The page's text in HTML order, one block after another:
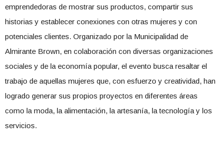
emprendedoras de mostrar sus productos, compartir sus
historias y establecer conexiones con otras mujeres y con
potenciales clientes. Organizado por la Municipalidad de
Almirante Brown, en colaboración con diversas organizaciones
sociales y de la economía popular, el evento busca resaltar el
trabajo de aquellas mujeres que, con esfuerzo y creatividad, han
logrado generar sus propios proyectos en diferentes áreas
como la moda, la alimentación, la artesanía, la tecnología y los
servicios.